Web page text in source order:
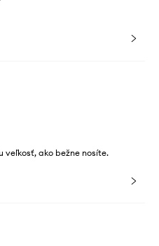
veľkosť, ako bežne nosíte.